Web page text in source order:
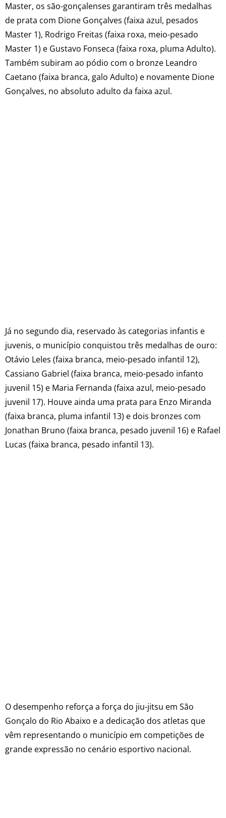
Master, os são-gonçalenses garantiram três medalhas
de prata com Dione Gonçalves (faixa azul, pesados
Master 1), Rodrigo Freitas (faixa roxa, meio-pesado
Master 1) e Gustavo Fonseca (faixa roxa, pluma Adulto).
Também subiram ao pódio com o bronze Leandro
Caetano (faixa branca, galo Adulto) e novamente Dione
Gonçalves, no absoluto adulto da faixa azul.
Já no segundo dia, reservado às categorias infantis e
juvenis, o município conquistou três medalhas de ouro:
Otávio Leles (faixa branca, meio-pesado infantil 12),
Cassiano Gabriel (faixa branca, meio-pesado infanto
juvenil 15) e Maria Fernanda (faixa azul, meio-pesado
juvenil 17). Houve ainda uma prata para Enzo Miranda
(faixa branca, pluma infantil 13) e dois bronzes com
Jonathan Bruno (faixa branca, pesado juvenil 16) e Rafael
Lucas (faixa branca, pesado infantil 13).
O desempenho reforça a força do jiu-jitsu em São
Gonçalo do Rio Abaixo e a dedicação dos atletas que
vêm representando o município em competições de
grande expressão no cenário esportivo nacional.